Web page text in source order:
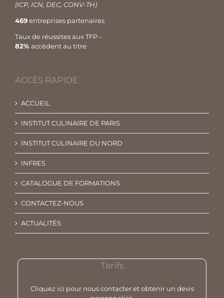
(ICP, ICN, DEC, CONV-TH)
469entreprises partenaires
Taux de réussites aux TFP –
82% accèdent au titre
ACCÈS RAPIDE
ACCUEIL
INSTITUT CULINAIRE DE PARIS
INSTITUT CULINAIRE DU NORD
INFRES
CATALOGUE DE FORMATIONS
CONTACTEZ-NOUS
ACTUALITÉS
Tarifs
Cliquez ici pour nous contacter et obtenir un devis